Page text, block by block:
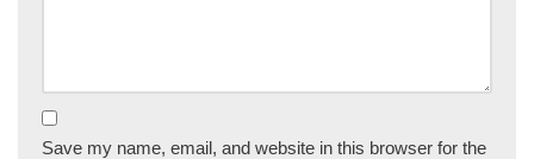
Save my name, email, and website in this browser for the